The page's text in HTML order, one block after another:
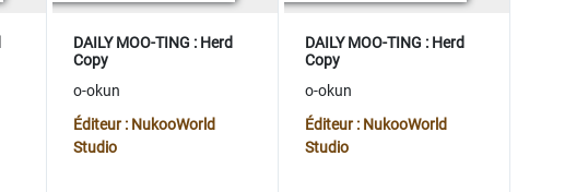
DAILY MOO-TING : Herd
Copy
o-okun
Éditeur : NukooWorld
Studio
DAILY MOO-TING : Herd
Copy
o-okun
Éditeur : NukooWorld
Studio